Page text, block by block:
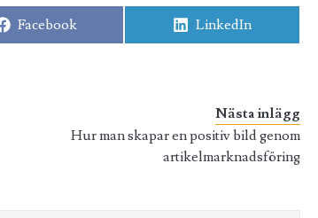
Dela
Facebook
Dela
LinkedIn
Nästa inlägg
Hur man skapar en positiv bild genom
artikelmarknadsföring